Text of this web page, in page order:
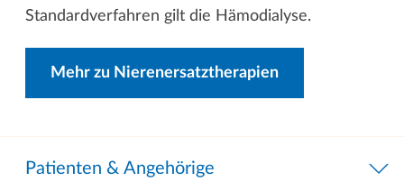
Standardverfahren gilt die Hämodialyse.
Mehr zu Nierenersatztherapien
Patienten & Angehörige